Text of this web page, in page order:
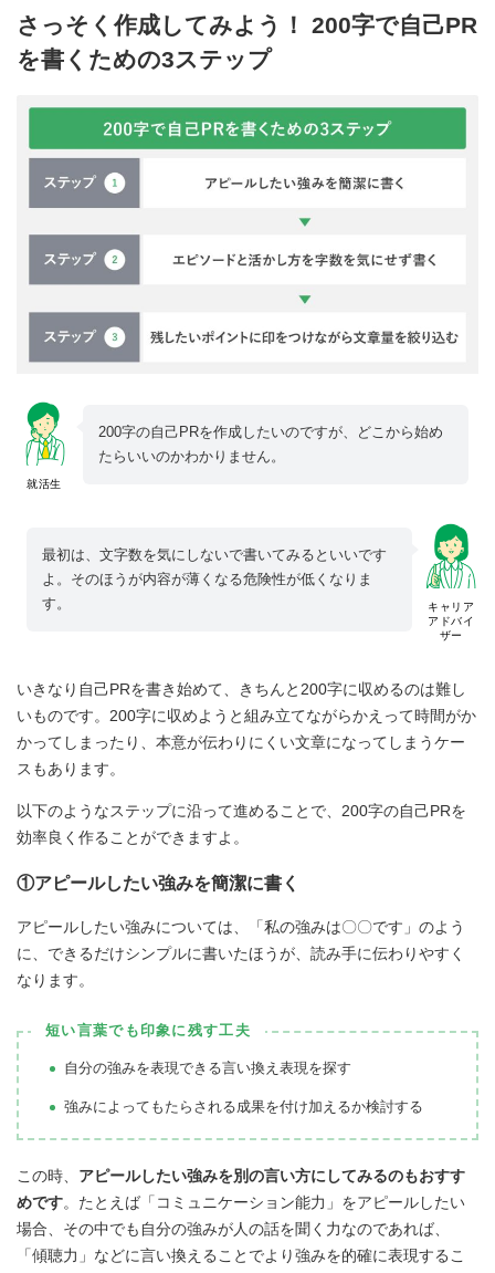
さっそく作成してみよう！ 200字で自己PR
を書くための3ステップ
就活生
200字の自己PRを作成したいのですが、どこから始め
たらいいのかわかりません。
キャリア
アドバイ
ザー
最初は、文字数を気にしないで書いてみるといいです
よ。そのほうが内容が薄くなる危険性が低くなりま
す。
いきなり自己PRを書き始めて、きちんと200字に収めるのは難し
いものです。200字に収めようと組み立てながらかえって時間がか
かってしまったり、本意が伝わりにくい文章になってしまうケー
スもあります。
以下のようなステップに沿って進めることで、200字の自己PRを
効率良く作ることができますよ。
①アピールしたい強みを簡潔に書く
アピールしたい強みについては、「私の強みは〇〇です」のよう
に、できるだけシンプルに書いたほうが、読み手に伝わりやすく
なります。
短い言葉でも印象に残す工夫
自分の強みを表現できる言い換え表現を探す
強みによってもたらされる成果を付け加えるか検討する
この時、 アピールしたい強みを別の言い方にしてみるのもおすす
めです。たとえば「コミュニケーション能力」をアピールしたい
場合、その中でも自分の強みが人の話を聞く力なのであれば、
「傾聴力」などに言い換えることでより強みを的確に表現するこ